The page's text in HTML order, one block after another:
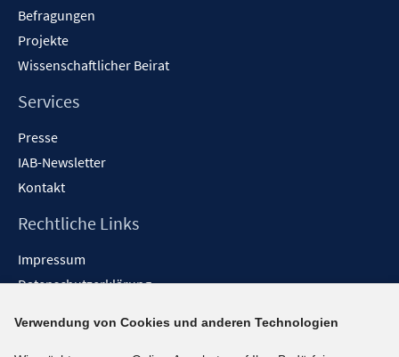
Befragungen
Projekte
Wissenschaftlicher Beirat
Services
Presse
IAB-Newsletter
Kontakt
Rechtliche Links
Impressum
Datenschutzerklärung
Barrieren melden
Verwendung von Cookies und anderen Technologien